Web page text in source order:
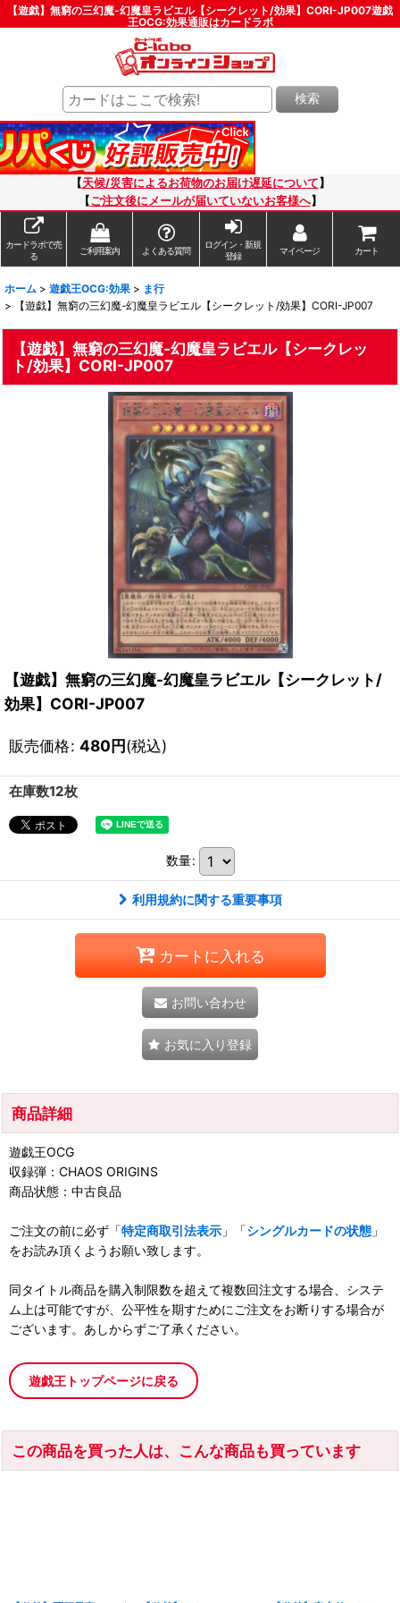
【遊戯】無窮の三幻魔-幻魔皇ラビエル【シークレット/効果】CORI-JP007遊戯
王OCG:効果通販はカードラボ
検索
【天候/災害によるお荷物のお届け遅延について 】
【ご注文後にメールが届いていないお客様へ】
カードラボで売
る
ご利用案内 よくある質問
ログイン・新規
登録
マイページ カート
ホーム > 遊戯王OCG:効果 > ま行
>
【遊戯】無窮の三幻魔-幻魔皇ラビエル【シークレット/効果】CORI-JP007
【遊戯】無窮の三幻魔-幻魔皇ラビエル【シークレッ
ト/効果】CORI-JP007
【遊戯】無窮の三幻魔-幻魔皇ラビエル【シークレット/
効果】CORI-JP007
販売価格: 480円(税込)
在庫数12枚
数量:
利用規約に関する重要事項
カートに入れる
お問い合わせ
お気に入り登録
商品詳細
遊戯王OCG
収録弾：CHAOS ORIGINS
商品状態：中古良品
ご注文の前に必ず「特定商取引法表示 」「シングルカードの状態 」
をお読み頂くようお願い致します。
同タイトル商品を購入制限数を超えて複数回注文する場合、システ
ム上は可能ですが、公平性を期すためにご注文をお断りする場合が
ございます。あしからずご了承ください。
遊戯王トップページに戻る
この商品を買った人は、こんな商品も買っています